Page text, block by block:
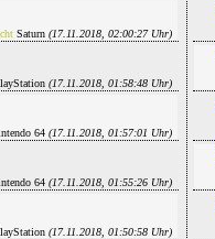
Saturn (17.11.2018, 02:00:27 Uhr)
(17.11.2018, 01:58:48 Uhr)
64 (17.11.2018, 01:57:01 Uhr)
64 (17.11.2018, 01:55:26 Uhr)
(17.11.2018, 01:50:58 Uhr)